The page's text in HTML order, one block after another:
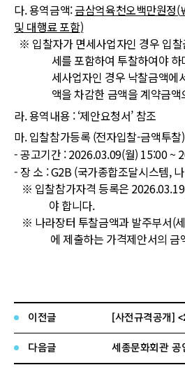
다.용역금액:금삼억육천오백만원정(
및 대행료 포함)
※ 입찰자가 면세사업자인 경우 입
세를 포함하여 투찰하여야 하
세사업자인 경우 낙찰금액에
액을 차감한 금액을 계약금액
라.용역내용 : ‘제안요청서’ 참조
마.입찰참가등록 (전자입찰-금액투찰)
-공고기간:2026.03.09(월) 15:00 ~
- 장 소 : G2B (국가종합조달시스템,
※ 입찰참가자격 등록은
야 합니다.
※ 나라장터 투찰금액과 발주부서(
에 제출하는 가격제안서의
다.
제안서 및 가격입찰서 제출 ( 방문제출
- 일 시:2026.03.20.( 금) 9:00~ 18:00
-제출장소: (재)세종문화회관 사무동2
이전글
다음글